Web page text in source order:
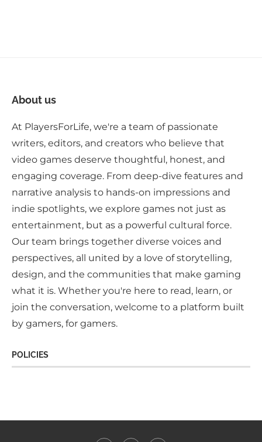
About us
At PlayersForLife, we're a team of passionate
writers, editors, and creators who believe that
video games deserve thoughtful, honest, and
engaging coverage. From deep-dive features and
narrative analysis to hands-on impressions and
indie spotlights, we explore games not just as
entertainment, but as a powerful cultural force.
Our team brings together diverse voices and
perspectives, all united by a love of storytelling,
design, and the communities that make gaming
what it is. Whether you're here to read, learn, or
join the conversation, welcome to a platform built
by gamers, for gamers.
POLICIES